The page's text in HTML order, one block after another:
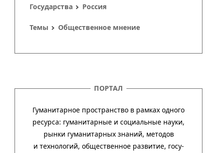
Государства Россия
Темы Общественное мнение
ПОРТАЛ
Гуманитарное пространство в рамках одного
ресурса: гума­ни­тар­ные и соци­аль­ные науки,
рынки гума­ни­тар­ных зна­ний, методов
и техно­ло­гий, обще­ст­вен­ное раз­ви­тие, госу­